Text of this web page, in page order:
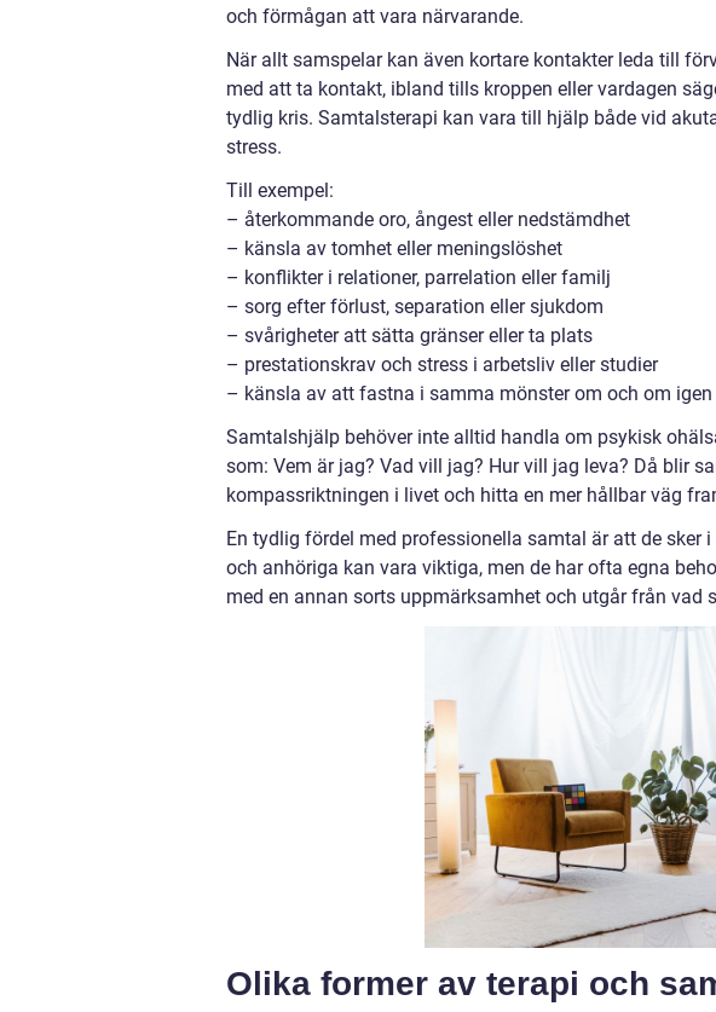
och förmågan att vara närvarande.
När allt samspelar kan även kortare kontakter leda till
med att ta kontakt, ibland tills kroppen eller vardagen
tydlig kris. Samtalsterapi kan vara till hjälp både vid
stress.
Till exempel:
– återkommande oro, ångest eller nedstämdhet
– känsla av tomhet eller meningslöshet
– konflikter i relationer, parrelation eller familj
– sorg efter förlust, separation eller sjukdom
– svårigheter att sätta gränser eller ta plats
– prestationskrav och stress i arbetsliv eller studier
– känsla av att fastna i samma mönster om och om igen
Samtalshjälp behöver inte alltid handla om psykisk
som: Vem är jag? Vad vill jag? Hur vill jag leva? Då blir
kompassriktningen i livet och hitta en mer hållbar väg
En tydlig fördel med professionella samtal är att de sker
och anhöriga kan vara viktiga, men de har ofta egna
med en annan sorts uppmärksamhet och utgår från
Olika former av terapi och